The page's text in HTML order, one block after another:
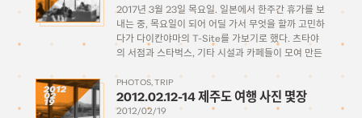
2017년 3월 23일 목요일. 일본에서 한주간 휴가를 보
내는 중, 목요일이 되어 어딜 가서 무엇을 할까 고민하
다가 다이칸야마의 T-Site를 가보기로 했다. 츠타야
의 서점과 스타벅스, 기타 시설과 카페들이 모여 만든
해서 주변에 갔다온 사람들에게 이야기를 들은바가 있
다. […]
2012
02
19
PHOTOS TRIP
2012.02.12-14 제주도 여행 사진 몇장
2012/02/19